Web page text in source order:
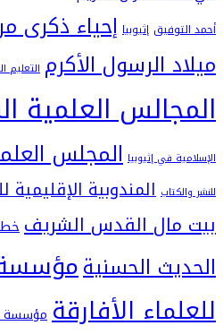
إثيوبيا
الرسول الأكرم التعليم العتيق
العلمية
إثيوبيا المجلس العلمي
المندوبية الإقليمية
القدس الشريفخطة تسديد
الحسنيةمؤسسة
الأفارقةمؤسسة محمد